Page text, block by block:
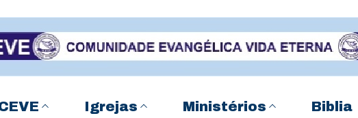
Igrejas Ministérios Biblia